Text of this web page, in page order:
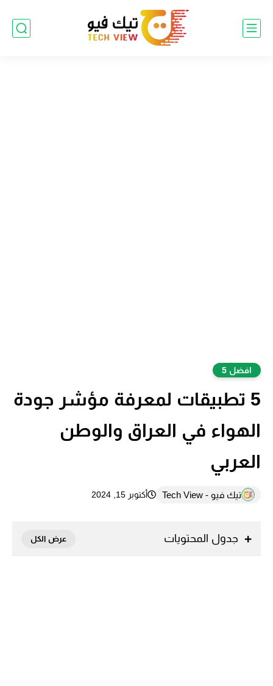
افضل 5
5 تطبيقات لمعرفة مؤشر جودة
الهواء في العراق والوطن
العربي
تيك فيو - Tech View أكتوبر 15, 2024
جدول المحتويات